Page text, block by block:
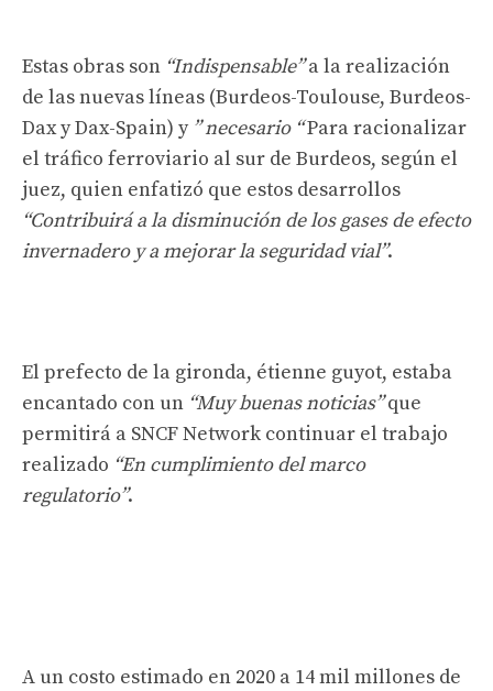
Estas obras son “Indispensable”a la realización
de las nuevas líneas (Burdeos-Toulouse, Burdeos-
Dax y Dax-Spain) y ” necesario “Para racionalizar
el tráfico ferroviario al sur de Burdeos, según el
juez, quien enfatizó que estos desarrollos
“Contribuirá a la disminución de los gases de efecto
invernadero y a mejorar la seguridad vial”.
El prefecto de la gironda, étienne guyot, estaba
encantado con un “Muy buenas noticias”que
permitirá a SNCF Network continuar el trabajo
realizado “En cumplimiento del marco
regulatorio”.
A un costo estimado en 2020 a 14 mil millones de